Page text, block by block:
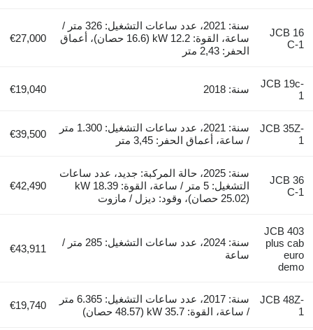
JCB
سنة: 2021، عدد ساعات التشغيل: 326 متر /
ساعة، القوة: 12.2 kW (16.6 حصان)، أعماق
الحفر: 2,43 متر
€27,000
JCB
سنة: 2018 €19,040
JCB
سنة: 2021، عدد ساعات التشغيل: 1.300 متر
/ ساعة، أعماق الحفر: 3,45 متر
€39,500
JCB
سنة: 2025، حالة المركبة: جديد، عدد ساعات
التشغيل: 5 متر / ساعة، القوة: 18.39 kW
€42,490
JCB
plus
سنة: 2024، عدد ساعات التشغيل: 285 متر /
ساعة
€43,911
JCB
سنة: 2017، عدد ساعات التشغيل: 6.365 متر
/ ساعة، القوة: 35.7 kW (48.57 حصان)
€19,740